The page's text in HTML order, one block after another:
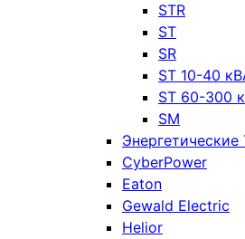
STR
ST
SR
ST 10-40
ST 60-300
SM
Энергетические
CyberPower
Eaton
Gewald Electric
Helior